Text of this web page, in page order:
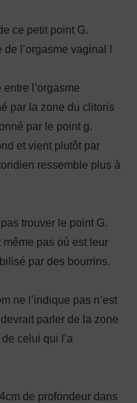
ce petit point G.
l’orgasme vaginal !
l’orgasme
par la zone du clitoris
par le point g.
et vient plutôt par
ressemble plus à
trouver le point G.
pas où est leur
par des bourrins.
ne l’indique pas n’est
parler de la zone
celui qui l’a
de profondeur dans